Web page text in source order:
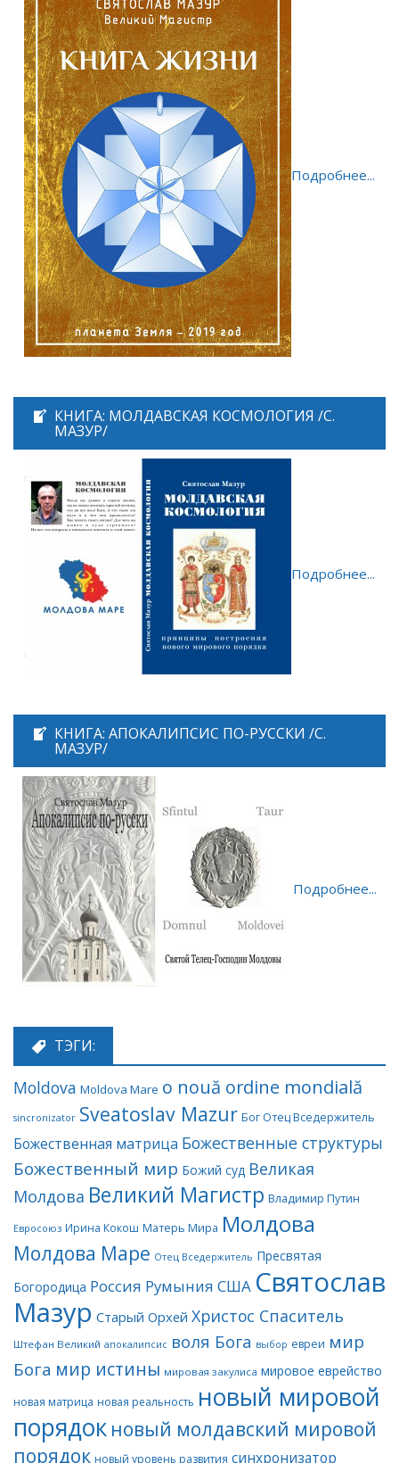
Подробнее...
КНИГА: МОЛДАВСКАЯ КОСМОЛОГИЯ /С.
МАЗУР/
Подробнее...
КНИГА: АПОКАЛИПСИС ПО-РУССКИ /С.
МАЗУР/
Подробнее...
ТЭГИ:
Moldova Moldova Mare o nouă ordine mondială
sincronizator Sveatoslav Mazur Бог Отец Вседержитель
Божественная матрица Божественные структуры
Божественный мир Божий суд Великая
Молдова Великий Магистр Владимир Путин
Евросоюз Ирина Кокош Матерь Мира Молдова
Молдова Маре Отец Вседержитель Пресвятая
Богородица Россия Румыния США Святослав
Мазур Старый Орхей Христос Спаситель
Штефан Великий апокалипсис воля Бога выбор евреи мир
Бога мир истины мировая закулиса мировое еврейство
новая матрица новая реальность новый мировой
порядок новый молдавский мировой
порядок новый уровень развития синхронизатор